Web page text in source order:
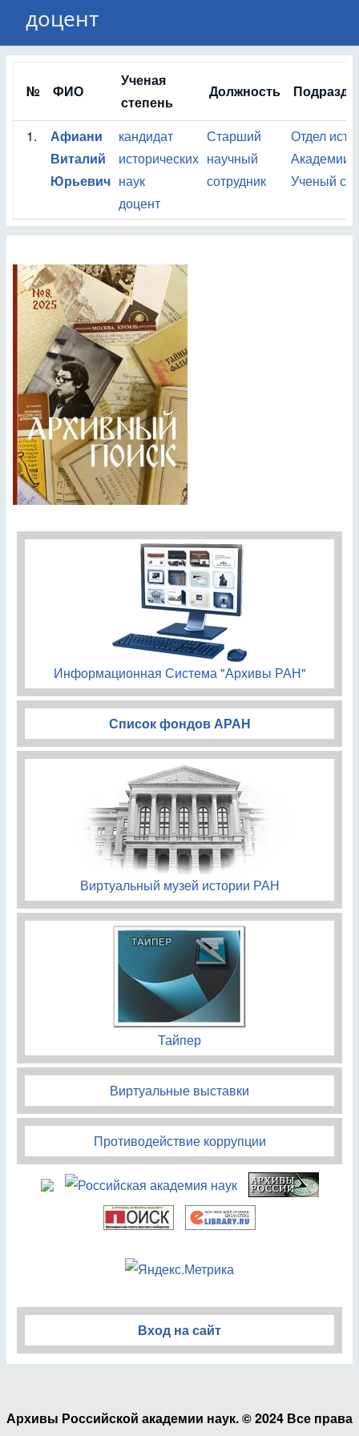
доцент
№ ФИО
Ученая
степень
Должность
1.
Афиани
Виталий
Юрьевич
кандидат
исторических
наук
доцент
Старший
научный
сотрудник
Отдел
Академии
Ученый
Информационная Система "Архивы РАН"
Список фондов АРАН
Виртуальный музей истории РАН
Тайпер
Виртуальные выставки
Противодействие коррупции
Вход на сайт
Архивы Российской академии наук. © 2024 Все права